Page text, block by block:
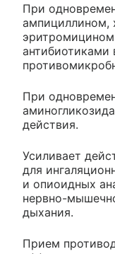
При
ампициллином,
антибиотиками
При
действия.
Усиливает
для
и опиоидных
нервно-
дыхания.
Прием